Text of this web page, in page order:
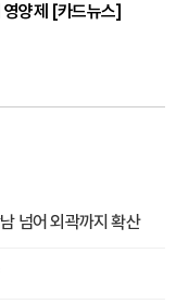
영양제 [카드뉴스]
넘어 외곽까지 확산